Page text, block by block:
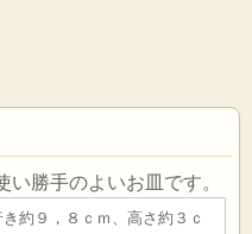
勝手のよいお皿です。
約９，８ｃｍ、高さ約３ｃ